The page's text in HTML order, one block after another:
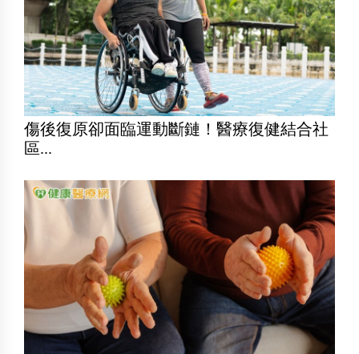
傷後復原卻面臨運動斷鏈！醫療復健結合社
區...